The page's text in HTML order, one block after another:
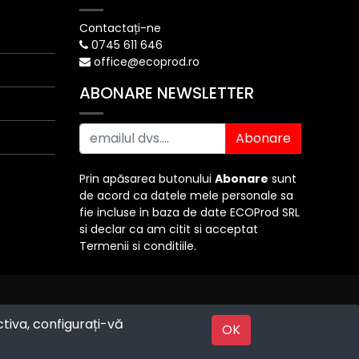
configurați-vă
OK
Contactați-ne
0745 611 646
office@ecoprod.ro
ABONARE NEWSLETTER
Abonare
Prin apăsarea butonului Abonare sunt
de acord ca datele mele personale sa
fie incluse in baza de date ECOProd SRL
si declar ca am citit si acceptat
Termenii si conditiile.
Powered by